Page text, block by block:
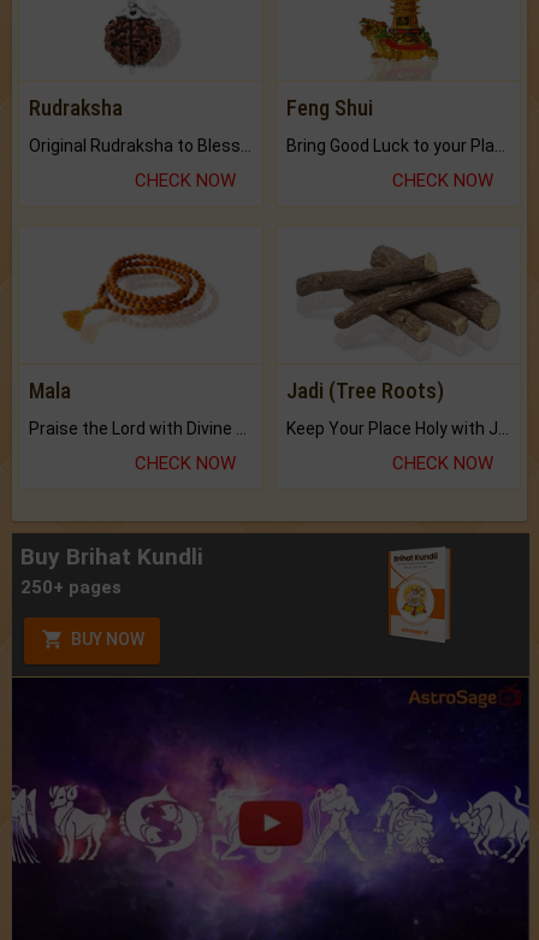
Rudraksha
CHECK NOW
Feng Shui
CHECK NOW
Mala
CHECK NOW
Jadi (Tree Roots)
CHECK NOW
Buy Brihat Kundli
250+ pages
BUY NOW